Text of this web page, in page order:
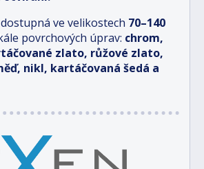
ve velikostech 70–140
povrchových úprav: chrom,
zlato, růžové zlato,
nikl, kartáčovaná šedá a